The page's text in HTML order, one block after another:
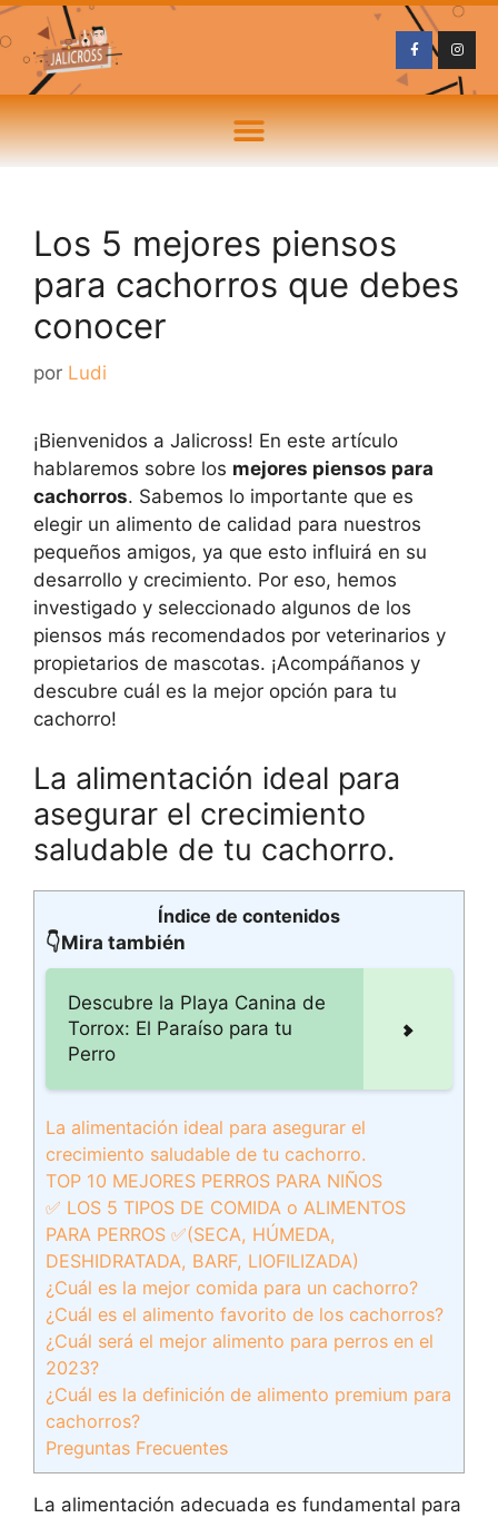
Los 5 mejores piensos
para cachorros que debes
conocer
por Ludi
¡Bienvenidos a Jalicross! En este artículo
hablaremos sobre los mejores piensos para
cachorros. Sabemos lo importante que es
elegir un alimento de calidad para nuestros
pequeños amigos, ya que esto influirá en su
desarrollo y crecimiento. Por eso, hemos
investigado y seleccionado algunos de los
piensos más recomendados por veterinarios y
propietarios de mascotas. ¡Acompáñanos y
descubre cuál es la mejor opción para tu
cachorro!
La alimentación ideal para
asegurar el crecimiento
saludable de tu cachorro.
Índice de contenidos
👇Mira también
Descubre la Playa Canina de
Torrox: El Paraíso para tu
Perro
La alimentación ideal para asegurar el
crecimiento saludable de tu cachorro.
TOP 10 MEJORES PERROS PARA NIÑOS
✅ LOS 5 TIPOS DE COMIDA o ALIMENTOS
PARA PERROS ✅(SECA, HÚMEDA,
DESHIDRATADA, BARF, LIOFILIZADA)
¿Cuál es la mejor comida para un cachorro?
¿Cuál es el alimento favorito de los cachorros?
¿Cuál será el mejor alimento para perros en el
2023?
¿Cuál es la definición de alimento premium para
cachorros?
Preguntas Frecuentes
La alimentación adecuada es fundamental para